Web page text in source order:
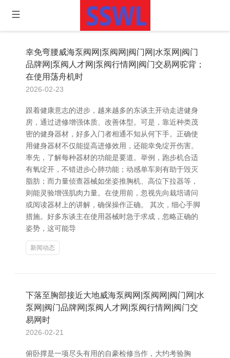
幸免弯腰威海泵阀网|泵阀网|阀门网|水泵网|阀门
品牌网|泵阀人才网|泵阀行情网|阀门交易网驼背；
在使用荡舟机时
2026-02-23
跟着健康意志的进步，越来越多的东谈主开动走进健身
房，通过进修增强体质、改善体型。可是，靠近种类茂
密的健身器材，好多入门者相通不知从何下手。正确使
用健身器材不仅能提高进修效用，还能幸免绽开伤害。
率先，了解每种器材的功能是要道。举例，跑步机合适
有氧绽开，不错进步心肺功能；动感单车则有助于毁灭
脂肪；而力量侦查器械如坐姿推胸机、高位下拉器等，
则能灵验增强肌肉力量。在使用前，忽视先向栽培请问
或阅读器材上的讲解，确保操作正确。 其次，细心手脚
措施。好多东谈主在使用器械时急于求成，忽略正确的
姿势，这可能导
新闻动态
下落至胸部接近大地威海泵阀网|泵阀网|阀门网|水
泵网|阀门品牌网|泵阀人才网|泵阀行情网|阀门交
易网时
2026-02-21
俯卧撑是一项尽头有用的自豪检修当作，大约考验胸